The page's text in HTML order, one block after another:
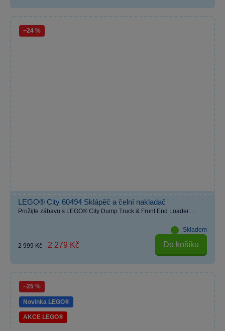
−24 %
LEGO® City 60494 Sklápěč a čelní nakladač
Prožijte zábavu s LEGO® City Dump Truck & Front End Loader....
Skladem
2 999 Kč 2 279 Kč Do košíku
−25 %
Novinka LEGO®
AKCE LEGO®